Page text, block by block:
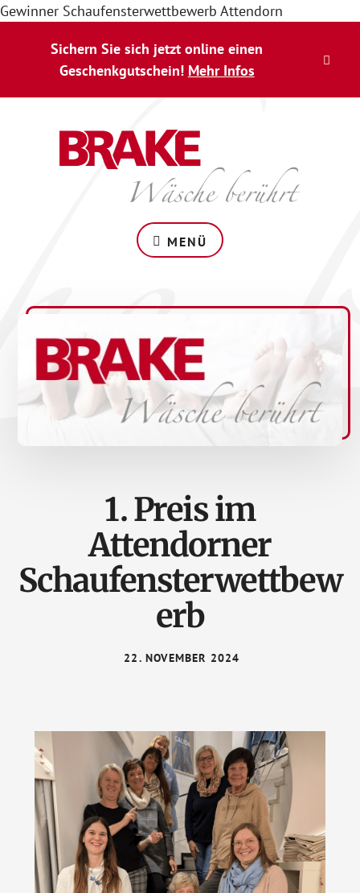
Gewinner Schaufensterwettbewerb Attendorn
Sichern Sie sich jetzt online einen
Geschenkgutschein! Mehr Infos
MENÜ
1. Preis im
Attendorner
Schaufensterwettbew
erb
22. NOVEMBER 2024